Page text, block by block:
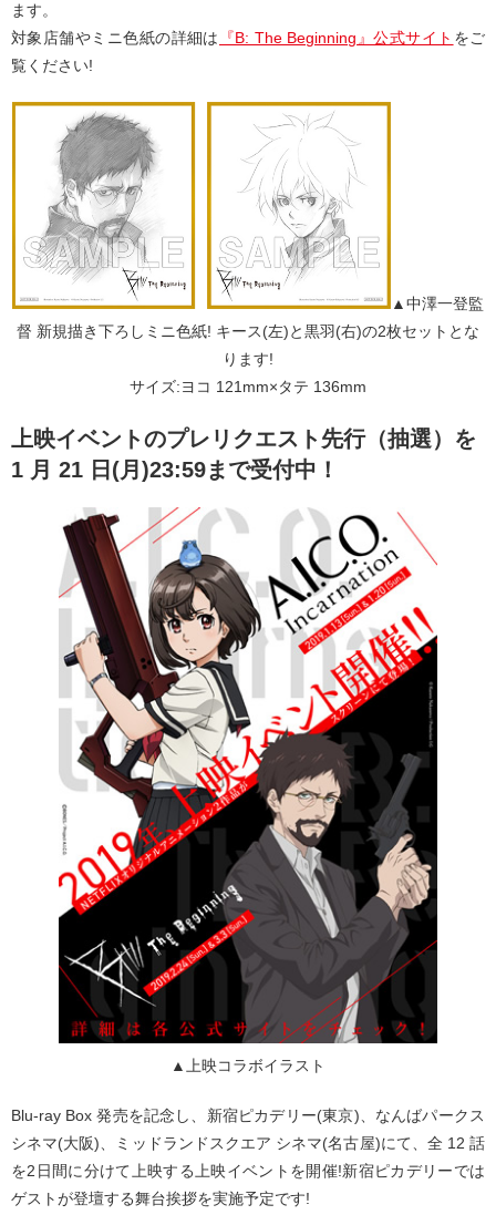
ます。
対象店舗やミニ色紙の詳細は
『B: The Beginning』公式サイト をご
覧ください!
▲中澤一登監
督 新規描き下ろしミニ色紙! キース(左)と黒羽(右)の2枚セットとな
ります!
サイズ:ヨコ 121mm×タテ 136mm
上映イベントのプレリクエスト先行（抽選）を
1 月 21 日(月)23:59まで受付中！
▲上映コラボイラスト
Blu-ray Box 発売を記念し、新宿ピカデリー(東京)、なんばパークス
シネマ(大阪)、ミッドランドスクエア シネマ(名古屋)にて、全 12 話
を2日間に分けて上映する上映イベントを開催!新宿ピカデリーでは
ゲストが登壇する舞台挨拶を実施予定です!